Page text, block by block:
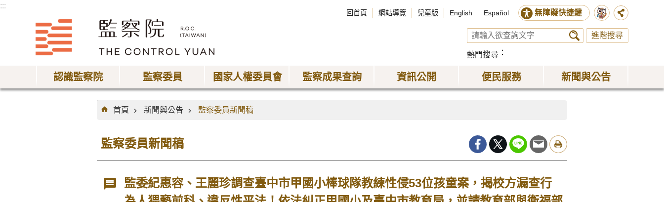
:::
回首頁 網站導覽 兒童版 English Español 無障礙快捷鍵
進階搜尋
熱門搜尋
認識監察院 監察委員 國家人權委員會 監察成果查詢 資訊公開 便民服務 新聞與公告
:::
首頁
新聞與公告 監察委員新聞稿
監察委員新聞稿
監委紀惠容、王麗珍調查臺中市甲國小棒球隊教練性侵53位孩童案，揭校方漏查行